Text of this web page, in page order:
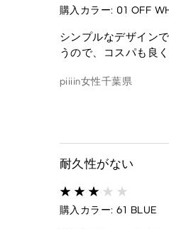
購入カラー: 01 OFF
シンプルなデザイン
うので、コスパも良
piiiin女性千葉県
耐久性がない
購入カラー: 61 BLUE